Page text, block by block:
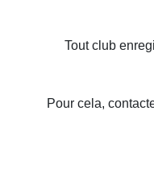
Tout club
Pour cela,